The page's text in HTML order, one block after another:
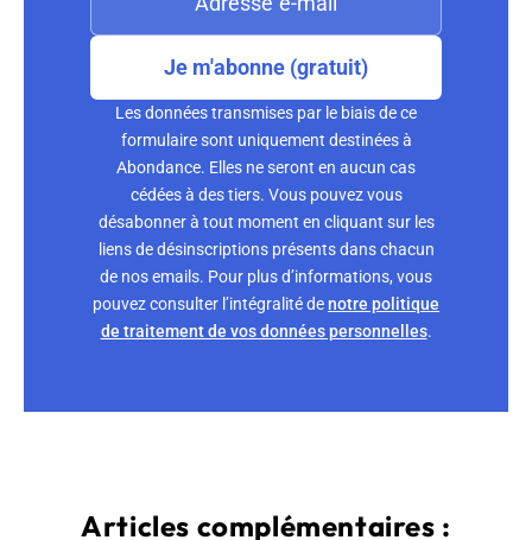
Je m'abonne (gratuit)
Les données transmises par le biais de ce
formulaire sont uniquement destinées à
Abondance. Elles ne seront en aucun cas
cédées à des tiers. Vous pouvez vous
désabonner à tout moment en cliquant sur les
liens de désinscriptions présents dans chacun
de nos emails. Pour plus d’informations, vous
pouvez consulter l’intégralité denotre politique
de traitement de vos données personnelles.
Articles complémentaires :